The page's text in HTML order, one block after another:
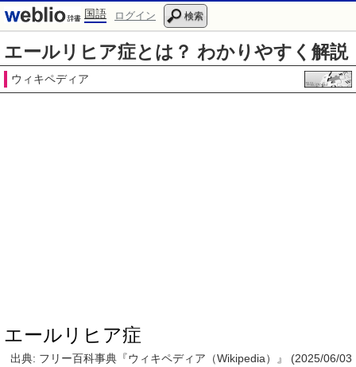
国語 ログイン 検索
エールリヒア症とは？ わかりやすく解説
ウィキペディア
エールリヒア症
出典: フリー百科事典『ウィキペディア（Wikipedia）』 (2025/06/03